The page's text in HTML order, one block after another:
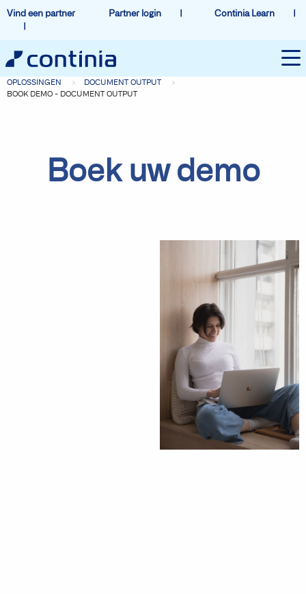
Vind een partner Partner login Continia Learn
OPLOSSINGEN
DOCUMENT OUTPUT
BOOK DEMO - DOCUMENT OUTPUT
Boek uw demo